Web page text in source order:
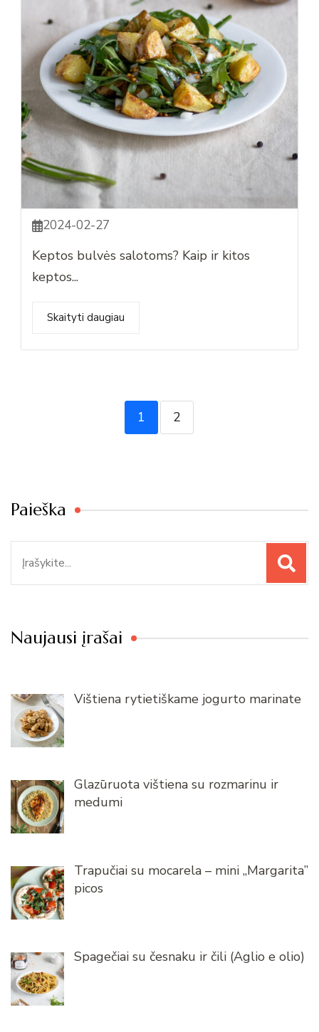
2024-02-27
Keptos bulvės salotoms? Kaip ir kitos
keptos...
Skaityti daugiau
1 2
Paieška
Naujausi įrašai
Vištiena rytietiškame jogurto marinate
Glazūruota vištiena su rozmarinu ir
medumi
Trapučiai su mocarela – mini „Margarita”
picos
Spagečiai su česnaku ir čili (Aglio e olio)